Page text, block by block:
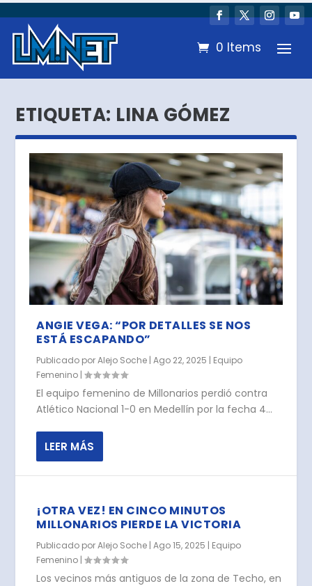
0 Items
ETIQUETA: LINA GÓMEZ
ANGIE VEGA: “POR DETALLES SE NOS
ESTÁ ESCAPANDO”
Publicado porAlejo Soche |Ago 22, 2025 | Equipo
Femenino |
El equipo femenino de Millonarios perdió contra
Atlético Nacional 1-0 en Medellín por la fecha 4...
LEER MÁS
¡OTRA VEZ! EN CINCO MINUTOS
MILLONARIOS PIERDE LA VICTORIA
Publicado porAlejo Soche |Ago 15, 2025 | Equipo
Femenino |
Los vecinos más antiguos de la zona de Techo, en